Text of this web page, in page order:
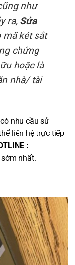
như
ra, Sửa
két sắt
chứng
hoặc là
nhà/ tài
nhu cầu sử
liên hệ trực tiếp
:
nhất.